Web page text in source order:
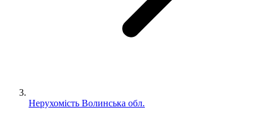
Нерухомість Волинська обл.